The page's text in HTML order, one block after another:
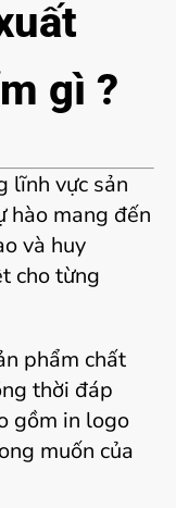
gì ?
lĩnh vực sản
hào mang đến
và huy
cho từng
phẩm chất
thời đáp
gồm in logo
muốn của